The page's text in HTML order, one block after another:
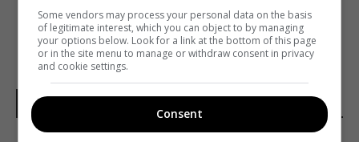
НОВИНИ УКРАЇНИ І СВІТУ
Some vendors may process your personal data on the basis
of legitimate interest, which you can object to by managing
your options below. Look for a link at the bottom of this page
or in the site menu to manage or withdraw consent in privacy
and cookie settings.
Consent